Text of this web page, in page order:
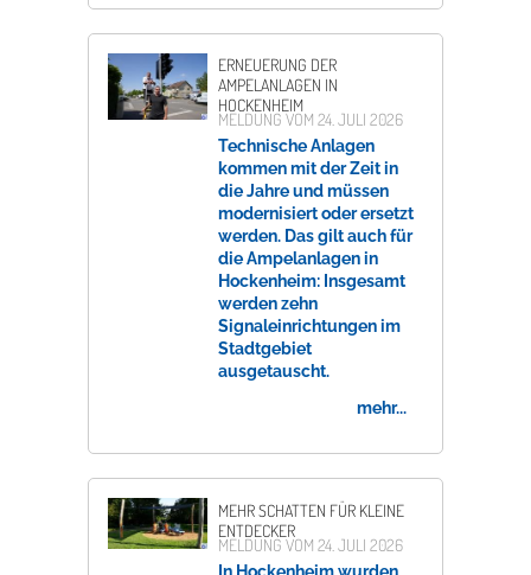
ERNEUERUNG DER
AMPELANLAGEN IN
HOCKENHEIM
MELDUNG VOM 24. JULI 2026
Technische Anlagen
kommen mit der Zeit in
die Jahre und müssen
modernisiert oder ersetzt
werden. Das gilt auch für
die Ampelanlagen in
Hockenheim: Insgesamt
werden zehn
Signaleinrichtungen im
Stadtgebiet
ausgetauscht.
mehr...
MEHR SCHATTEN FÜR KLEINE
ENTDECKER
MELDUNG VOM 24. JULI 2026
In Hockenheim wurden